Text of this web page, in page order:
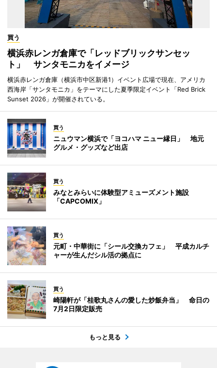
買う
横浜赤レンガ倉庫で「レッドブリックサンセッ
ト」 サンタモニカをイメージ
横浜赤レンガ倉庫（横浜市中区新港1）イベント広場で現在、アメリカ
西海岸「サンタモニカ」をテーマにした夏季限定イベント「Red Brick
Sunset 2026」が開催されている。
買う
ニュウマン横浜で「ヨコハマ ニュー縁日」 地元
グルメ・グッズなど出店
買う
みなとみらいに体験型アミューズメント施設
「CAPCOMIX」
買う
元町・中華街に「シール交換カフェ」 平成カルチ
ャーが生んだシル活の拠点に
買う
崎陽軒が「桂歌丸さんの愛した炒飯弁当」 命日の
7月2日限定販売
もっと見る